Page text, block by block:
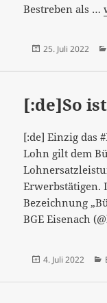
Bestreben als …
Veröffentlicht
25. Juli 2022
[:de]So
[:de] Einzig das
Lohn gilt dem
Erwerbstätigen.
Bezeichnung
BGE Eisenach
Veröffentlicht
4. Juli 2022